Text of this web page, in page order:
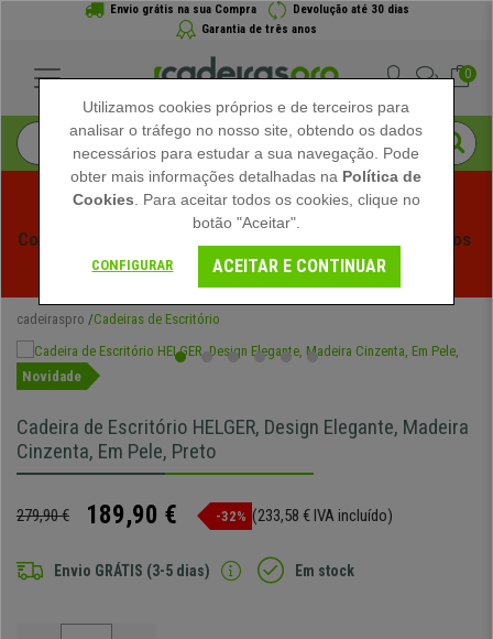
Envio grátis na sua Compra
Devolução até 30 dias
Garantia de três anos
0
Começam os Saldos de Verão em Cadeiraspro! Descontos
Exclusivos por Tempo Limitado - Ver Promoção
cadeiraspro Cadeiras de Escritório
Novidade
Cadeira de Escritório HELGER, Design Elegante, Madeira
Cinzenta, Em Pele, Preto
279,90 € 189,90 € -32% (233,58 € IVA incluído)
Envio GRÁTIS (3-5 dias) Em stock
Utilizamos cookies próprios e de terceiros para
analisar o tráfego no nosso site, obtendo os dados
necessários para estudar a sua navegação. Pode
obter mais informações detalhadas na Política de
Cookies . Para aceitar todos os cookies, clique no
botão "Aceitar".
CONFIGURAR ACEITAR E CONTINUAR